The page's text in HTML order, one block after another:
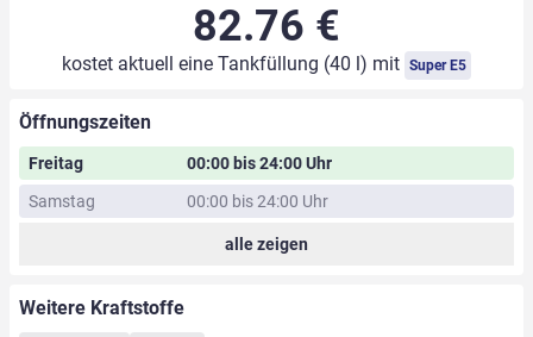
82.76 €
kostet aktuell eine Tankfüllung (40 l) mit Super E5
Öffnungszeiten
Freitag
00:00 bis 24:00 Uhr
Samstag
00:00 bis 24:00 Uhr
alle zeigen
Weitere Kraftstoffe